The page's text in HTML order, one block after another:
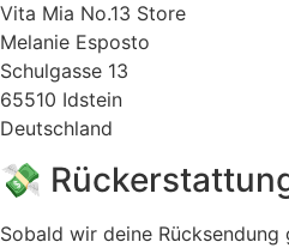
Vita Mia No.13 Store
Melanie Esposto
Schulgasse 13
65510 Idstein
Deutschland
💸
Sobald wir deine